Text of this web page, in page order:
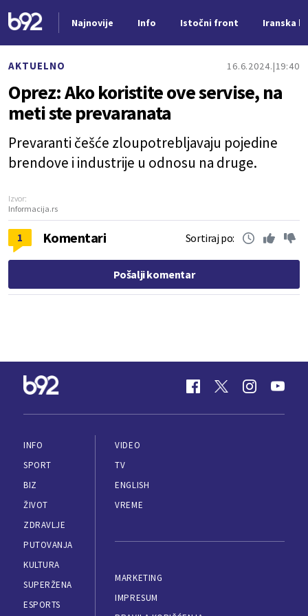
Najnovije Info Istočni front Iranska
AKTUELNO 16.6.2024. 19:40
Oprez: Ako koristite ove servise, na
meti ste prevaranata
Prevaranti češće zloupotrebljavaju pojedine
brendove i industrije u odnosu na druge.
Izvor:
Informacija.rs
1 Komentari Sortiraj po:
Pošalji komentar
INFO
SPORT
BIZ
ŽIVOT
ZDRAVLJE
PUTOVANJA
KULTURA
SUPERŽENA
ESPORTS
VIDEO
TV
ENGLISH
VREME
MARKETING
IMPRESUM